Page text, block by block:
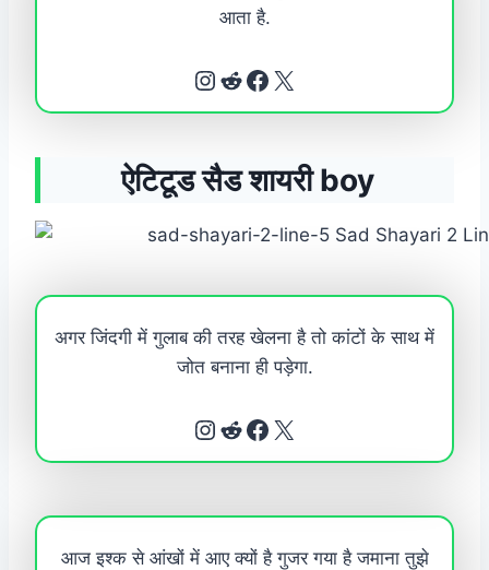
आता है.
Instagram Reddit Facebook X
ऐटिटूड सैड शायरी boy
अगर जिंदगी में गुलाब की तरह खेलना है तो कांटों के साथ में
जोत बनाना ही पड़ेगा.
Instagram Reddit Facebook X
आज इश्क से आंखों में आए क्यों है गुजर गया है जमाना तुझे